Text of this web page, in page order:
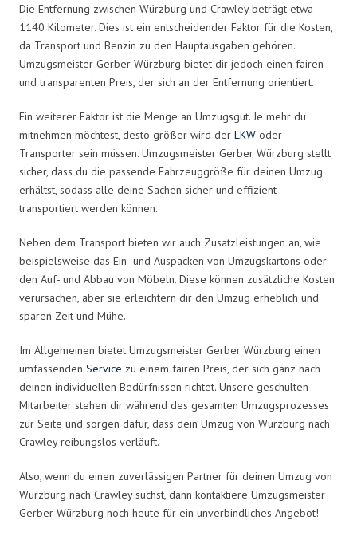
Die Entfernung zwischen Würzburg und Crawley beträgt etwa
1140 Kilometer. Dies ist ein entscheidender Faktor für die Kosten,
da Transport und Benzin zu den Hauptausgaben gehören.
Umzugsmeister Gerber Würzburg bietet dir jedoch einen fairen
und transparenten Preis, der sich an der Entfernung orientiert.
Ein weiterer Faktor ist die Menge an Umzugsgut. Je mehr du
mitnehmen möchtest, desto größer wird der LKW oder
Transporter sein müssen. Umzugsmeister Gerber Würzburg stellt
sicher, dass du die passende Fahrzeuggröße für deinen Umzug
erhältst, sodass alle deine Sachen sicher und effizient
transportiert werden können.
Neben dem Transport bieten wir auch Zusatzleistungen an, wie
beispielsweise das Ein- und Auspacken von Umzugskartons oder
den Auf- und Abbau von Möbeln. Diese können zusätzliche Kosten
verursachen, aber sie erleichtern dir den Umzug erheblich und
sparen Zeit und Mühe.
Im Allgemeinen bietet Umzugsmeister Gerber Würzburg einen
umfassenden Service zu einem fairen Preis, der sich ganz nach
deinen individuellen Bedürfnissen richtet. Unsere geschulten
Mitarbeiter stehen dir während des gesamten Umzugsprozesses
zur Seite und sorgen dafür, dass dein Umzug von Würzburg nach
Crawley reibungslos verläuft.
Also, wenn du einen zuverlässigen Partner für deinen Umzug von
Würzburg nach Crawley suchst, dann kontaktiere Umzugsmeister
Gerber Würzburg noch heute für ein unverbindliches Angebot!